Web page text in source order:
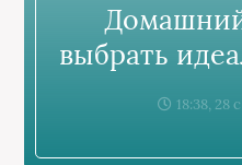
выбрать
18:38, 28